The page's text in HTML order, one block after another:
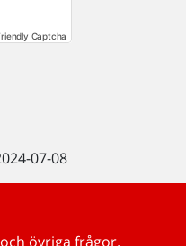
Captcha
07-08
övriga frågor.